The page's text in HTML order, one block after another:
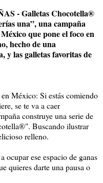
- Galletas Chocotella®
una”, una campaña
que pone el foco en
hecho de una
y las galletas favoritas de
México: Si estás comiendo
se te va a caer
construye una serie de
Buscando ilustrar
relleno.
ocupar ese espacio de ganas
quieres darte una pausa o